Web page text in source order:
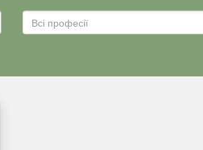
Всі професії